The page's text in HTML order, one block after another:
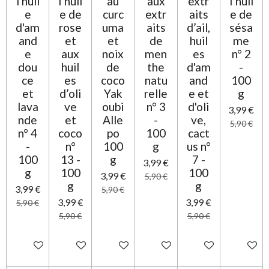
e
d'am
and
e
dou
ce
et
lava
nde
n° 4
-
100
g
3,99 €
5,90 €
Ajouter au panier
e de
rose
et
aux
huil
es
d’oli
ve
et
coco
n°
13 -
100
g
3,99 €
5,90 €
Ajouter au panier
curc
uma
et
noix
de
coco
Yak
oubi
Alle
po
100
g
3,99 €
5,90 €
Ajouter au panier
extr
aits
de
men
the
natu
relle
n° 3
-
100
g
3,99 €
5,90 €
Ajouter au panier
aits
d’ail,
huil
es
d'am
and
e et
d'oli
ve,
cact
us n°
7 -
100
g
3,99 €
5,90 €
Ajouter au panier
e de
sésa
me
n° 2
-
100
g
3,99 €
5,90 €
Ajouter